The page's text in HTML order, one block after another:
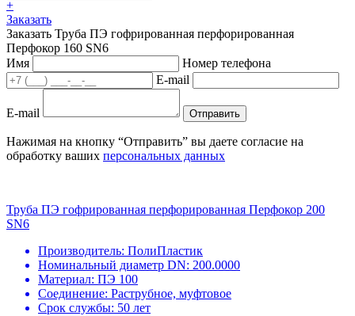
+
Заказать
Заказать Труба ПЭ гофрированная перфорированная
Перфокор 160 SN6
Имя
Номер телефона
E-mail
E-mail Отправить
Нажимая на кнопку “Отправить” вы даете согласие на
обработку ваших персональных данных
Труба ПЭ гофрированная перфорированная Перфокор 200
SN6
Производитель: ПолиПластик
Номинальный диаметр DN: 200.0000
Материал: ПЭ 100
Соединение: Раструбное, муфтовое
Срок службы: 50 лет